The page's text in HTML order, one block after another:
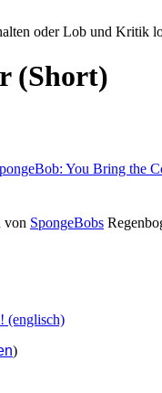
oder Lob und Kritik
(Short)
You Bring the
von SpongeBobs
(englisch)
)